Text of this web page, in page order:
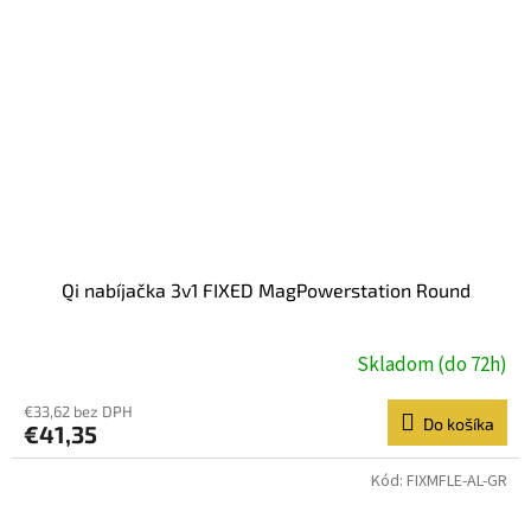
Qi nabíjačka 3v1 FIXED MagPowerstation Round
Skladom (do 72h)
€33,62 bez DPH
€41,35 Do košíka
Kód: FIXMFLE-AL-GR